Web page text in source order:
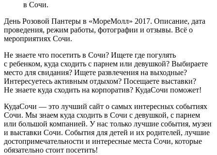
в Сочи.
День Розовой Пантеры в «МореМолл» 2017. Описание, дата
проведения, режим работы, фотографии и отзывы. Всё о
мероприятиях Сочи.
Не знаете что посетить в Сочи? Ищете где погулять
с ребенком, куда сходить с парнем или девушкой? Выбираете
место для свидания? Ищете развлечения на выходные?
Интересуетесь активным отдыхом? Посещаете выставки?
Не знаете куда сходить на корпоратив? КудаСочи поможет!
КудаСочи — это лучший сайт о самых интересных событиях
Сочи. Мы знаем куда сходить в Сочи с девушкой, с парнем
или большой компанией. У нас только лучшие события, музеи
и выставки Сочи. События для детей и их родителей, лучшие
достопримечательности и интересные места Сочи, которые
обязательно стоит посетить!